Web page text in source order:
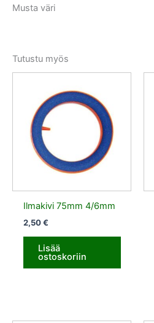
Musta väri
Tutustu myös
Ilmakivi 75mm 4/6mm
2,50€
Lisää
ostoskoriin